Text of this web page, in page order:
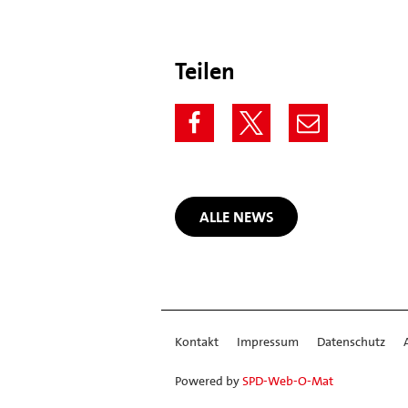
Teilen
ALLE NEWS
Kontakt Impressum Datenschutz
Powered bySPD-Web-O-Mat